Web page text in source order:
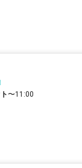
〜11:00